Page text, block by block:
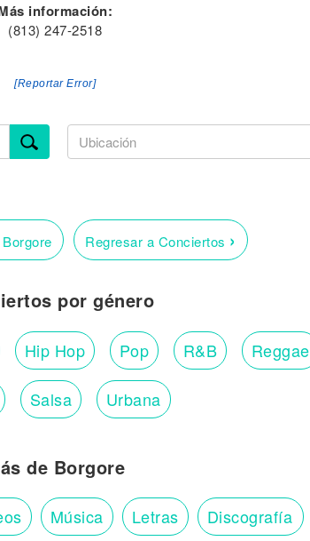
información:
(813) 247-2518
[Reportar Error]
Regresar a Conciertos ›
por género
Hip Hop Pop R&B Reggae
Salsa Urbana
de Borgore
Música Letras Discografía